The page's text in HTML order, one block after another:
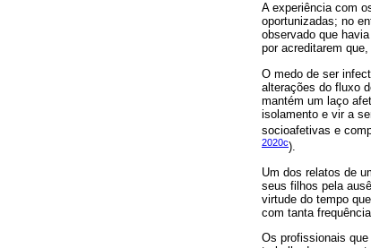
A experiência com
oportunizadas; no
observado que
por acreditarem
O medo de ser
alterações do fluxo
mantém um laço
isolamento e vir a
socioafetivas e
2020c).
Um dos relatos de
seus filhos pela
virtude do tempo
com tanta
Os profissionais